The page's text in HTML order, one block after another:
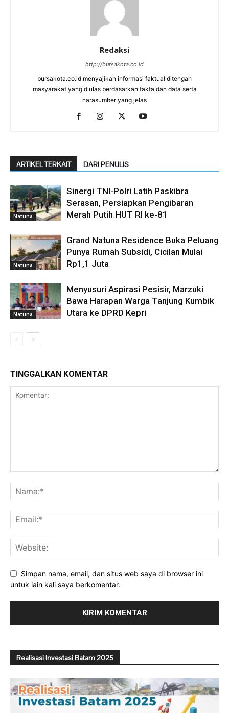
Redaksi
http://bursakota.co.id
bursakota.co.id menyajikan informasi faktual ditengah
masyarakat yang diulas berdasarkan fakta dan data serta
narasumber yang jelas
ARTIKEL TERKAIT DARI PENULIS
Natuna
Sinergi TNI-Polri Latih Paskibra
Serasan, Persiapkan Pengibaran
Merah Putih HUT RI ke-81
Natuna
Grand Natuna Residence Buka Peluang
Punya Rumah Subsidi, Cicilan Mulai
Rp1,1 Juta
Natuna
Menyusuri Aspirasi Pesisir, Marzuki
Bawa Harapan Warga Tanjung Kumbik
Utara ke DPRD Kepri
TINGGALKAN KOMENTAR
Simpan nama, email, dan situs web saya di browser ini
untuk lain kali saya berkomentar.
Realisasi Investasi Batam 2025